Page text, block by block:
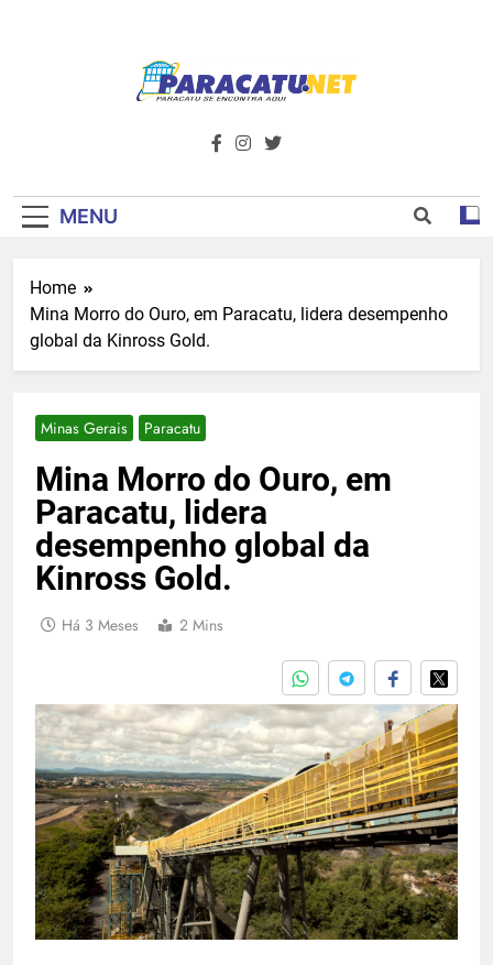
Paracatu.net –
Notícias E
Primeiro Do
Noroeste De
além de tudo sobre esportes e
MENU
Home
Mina Morro do Ouro, em Paracatu, lidera desempenho
global da Kinross Gold.
Minas Gerais Paracatu
Mina Morro do Ouro, em
Paracatu, lidera
desempenho global da
Kinross Gold.
Há 3 Meses 2 Mins